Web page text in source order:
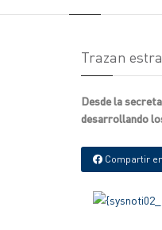
Trazan
Desde la
desarrollando
Compartir